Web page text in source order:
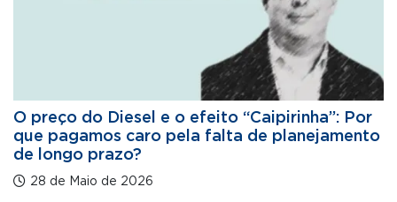
O preço do Diesel e o efeito “Caipirinha”: Por
que pagamos caro pela falta de planejamento
de longo prazo?
28 de Maio de 2026